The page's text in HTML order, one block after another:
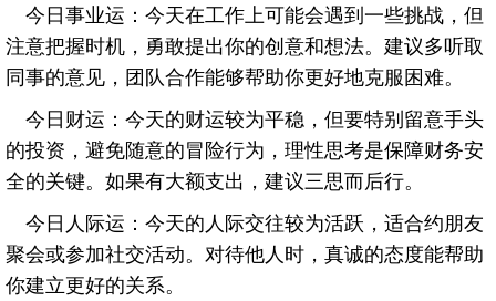
今日事业运：今天在工作上可能会遇到一些挑战，但
注意把握时机，勇敢提出你的创意和想法。建议多听取
同事的意见，团队合作能够帮助你更好地克服困难。
今日财运：今天的财运较为平稳，但要特别留意手头
的投资，避免随意的冒险行为，理性思考是保障财务安
全的关键。如果有大额支出，建议三思而后行。
今日人际运：今天的人际交往较为活跃，适合约朋友
聚会或参加社交活动。对待他人时，真诚的态度能帮助
你建立更好的关系。